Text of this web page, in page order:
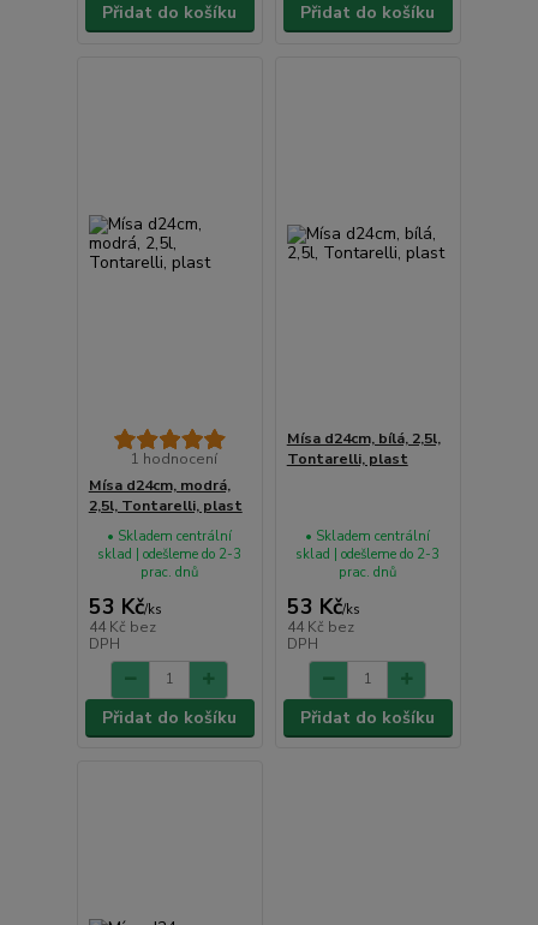
Přidat do košíku Přidat do košíku
1 hodnocení
Mísa d24cm, modrá,
2,5l, Tontarelli, plast
53 Kč/ks
44 Kč bez
DPH
• Skladem centrální
sklad | odešleme do 2-3
prac. dnů
Přidat do košíku
Mísa d24cm, bílá, 2,5l,
Tontarelli, plast
53 Kč/ks
44 Kč bez
DPH
• Skladem centrální
sklad | odešleme do 2-3
prac. dnů
Přidat do košíku